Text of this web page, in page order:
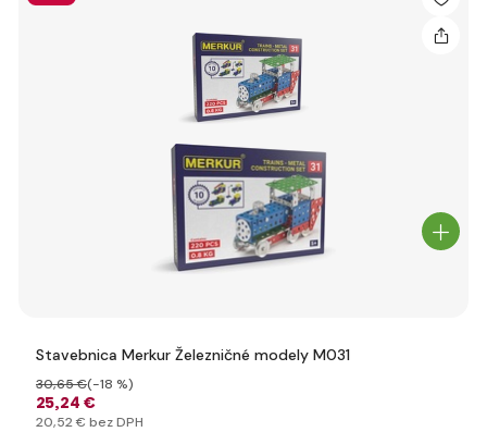
Stavebnica Merkur Železničné modely M031
25,24 €
30,65 €(-18 %)
20,52 € bez DPH